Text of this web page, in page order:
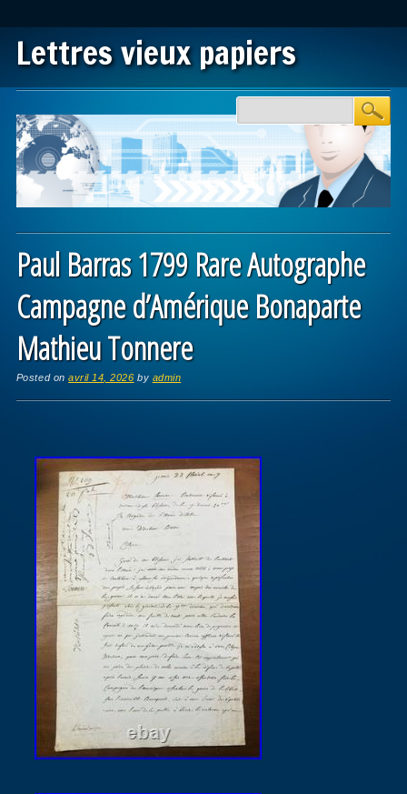
Lettres vieux papiers
Main menu
Paul Barras 1799 Rare Autographe
Campagne d’Amérique Bonaparte
Mathieu Tonnere
Posted onavril 14, 2026 by admin